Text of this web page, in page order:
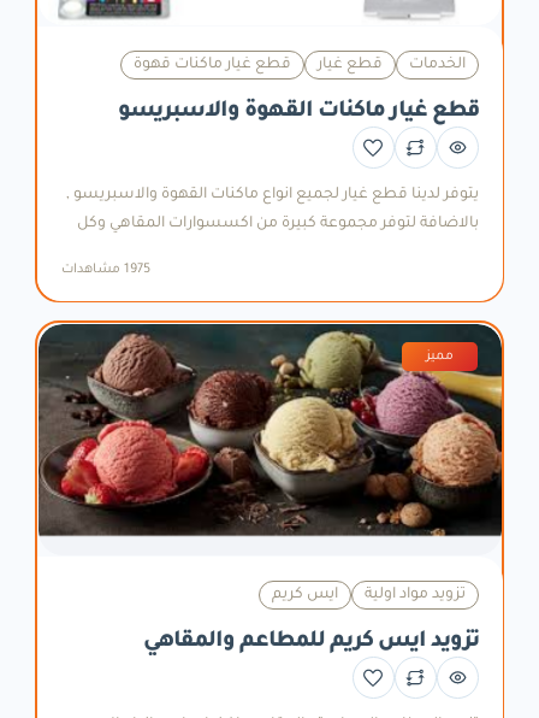
الخدمات قطع غيار قطع غيار ماكنات قهوة
قطع غيار ماكنات القهوة والاسبريسو
يتوفر لدينا قطع غيار لجميع انواع ماكنات القهوة والاسبريسو ,
بالاضافة لتوفر مجموعة كبيرة من اكسسوارات المقاهي وكل
1975 مشاهدات
مميز
تزويد مواد اولية ايس كريم
تزويد ايس كريم للمطاعم والمقاهي
والمناطق السياحية (DEMO)